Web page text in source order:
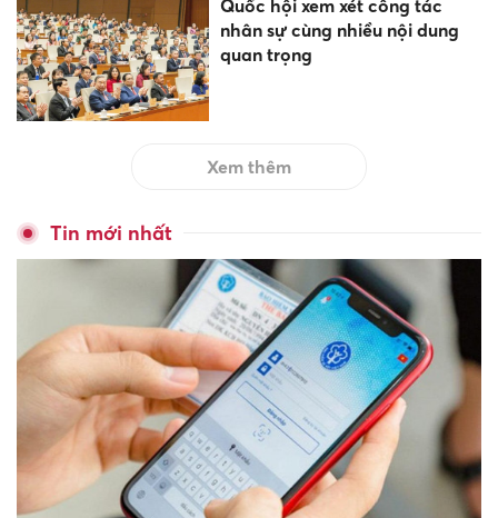
Quốc hội xem xét công tác
nhân sự cùng nhiều nội dung
quan trọng
Xem thêm
Tin mới nhất